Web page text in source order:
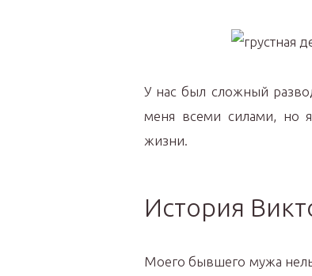
У нас был сложный
меня всеми силами, но
жизни.
История
Моего бывшего мужа